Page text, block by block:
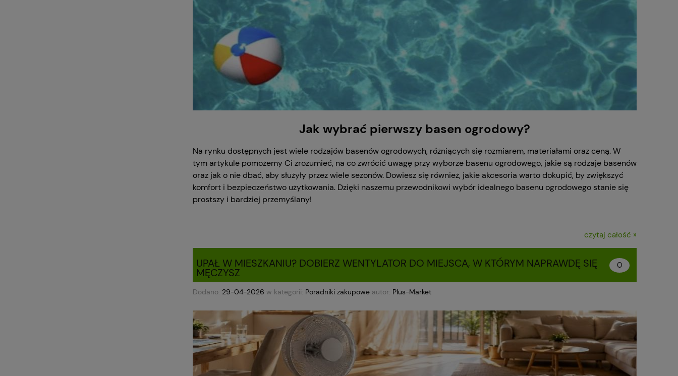
Jak wybrać pierwszy basen ogrodowy?
Na rynku dostępnych jest wiele rodzajów basenów ogrodowych, różniących się rozmiarem, materiałami oraz ceną. W
tym artykule pomożemy Ci zrozumieć, na co zwrócić uwagę przy wyborze basenu ogrodowego, jakie są rodzaje basenów
oraz jak o nie dbać, aby służyły przez wiele sezonów. Dowiesz się również, jakie akcesoria warto dokupić, by zwiększyć
komfort i bezpieczeństwo użytkowania. Dzięki naszemu przewodnikowi wybór idealnego basenu ogrodowego stanie się
prostszy i bardziej przemyślany!
czytaj całość »
UPAŁ W MIESZKANIU? DOBIERZ WENTYLATOR DO MIEJSCA, W KTÓRYM NAPRAWDĘ SIĘ
MĘCZYSZ
0
Dodano: 29-04-2026 w kategorii: Poradniki zakupowe autor: Plus-Market